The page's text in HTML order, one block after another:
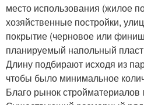
место использования (жилое
хозяйственные постройки,
покрытие (черновое или
планируемый напольный
Длину подбирают исходя из
чтобы было минимальное
Благо рынок стройматериалов